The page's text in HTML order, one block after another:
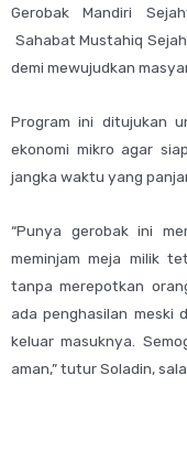
Gerobak Mandiri
Sahabat Mustahiq
demi mewujudkan
Program ini ditujukan
ekonomi mikro agar
jangka waktu yang
“Punya gerobak ini
meminjam meja milik
tanpa merepotkan
ada penghasilan meski
keluar masuknya.
aman,” tutur Soladin,